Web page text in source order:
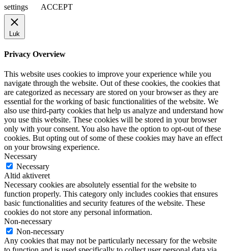
settings
ACCEPT
Luk
Privacy Overview
This website uses cookies to improve your experience while you
navigate through the website. Out of these cookies, the cookies that
are categorized as necessary are stored on your browser as they are
essential for the working of basic functionalities of the website. We
also use third-party cookies that help us analyze and understand how
you use this website. These cookies will be stored in your browser
only with your consent. You also have the option to opt-out of these
cookies. But opting out of some of these cookies may have an effect
on your browsing experience.
Necessary
Necessary
Altid aktiveret
Necessary cookies are absolutely essential for the website to
function properly. This category only includes cookies that ensures
basic functionalities and security features of the website. These
cookies do not store any personal information.
Non-necessary
Non-necessary
Any cookies that may not be particularly necessary for the website